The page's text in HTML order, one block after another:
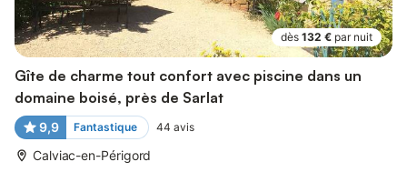
dès 132 € par nuit
Gîte de charme tout confort avec piscine dans un
domaine boisé, près de Sarlat
9,9 Fantastique 44 avis
Calviac-en-Périgord